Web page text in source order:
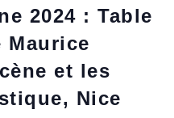
2024 : Table
Maurice
et les
Nice